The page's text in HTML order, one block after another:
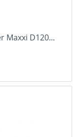
Maxxi D120...